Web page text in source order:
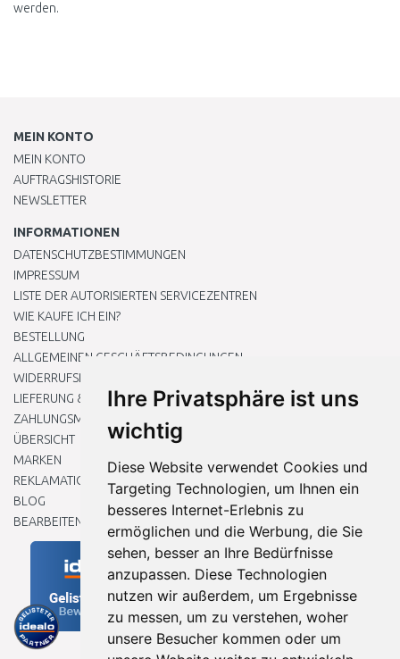
Ihre Privatsphäre ist uns
wichtig
Diese Website verwendet Cookies und
Targeting Technologien, um Ihnen ein
besseres Internet-Erlebnis zu
ermöglichen und die Werbung, die Sie
sehen, besser an Ihre Bedürfnisse
anzupassen. Diese Technologien
nutzen wir außerdem, um Ergebnisse
zu messen, um zu verstehen, woher
unsere Besucher kommen oder um
werden.
MEIN KONTO
MEIN KONTO
AUFTRAGSHISTORIE
NEWSLETTER
INFORMATIONEN
DATENSCHUTZBESTIMMUNGEN
IMPRESSUM
LISTE DER AUTORISIERTEN SERVICEZENTREN
WIE KAUFE ICH EIN?
BESTELLUNG
ALLGEMEINEN GESCHÄFTSBEDINGUNGEN
WIDERRUFSRECHT
LIEFERUNG & ZAHLUNG
ZAHLUNGSMETHODEN
ÜBERSICHT
MARKEN
REKLAMATIONEN UND RETOUREN
BLOG
BEARBEITEN SIE MEINE COOKIE-EINSTELLUNGEN